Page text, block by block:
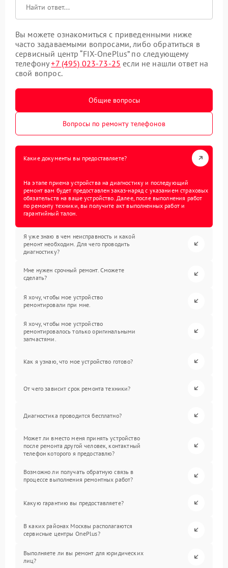
Вы можете ознакомиться с приведенными ниже
часто задаваемыми вопросами, либо обратиться в
сервисный центр “FIX-OnePlus” по следующему
телефону+7 (495) 023-73-25 если не нашли ответ на
свой вопрос.
Общие вопросы
Вопросы по ремонту телефонов
Какие документы вы предоставляете?
На этапе приема устройства на диагностику и последующий
ремонт вам будет предоставлен заказ-наряд с указанием страховых
обязательств на ваше устройство. Далее, после выполнения работ
по ремонту техники, вы получите акт выполненных работ и
гарантийный талон.
Я уже знаю в чем неисправность и какой
ремонт необходим. Для чего проводить
диагностику?
Мне нужен срочный ремонт. Сможете
сделать?
Я хочу, чтобы мое устройство
ремонтировали при мне.
Я хочу, чтобы мое устройство
ремонтировалось только оригинальными
запчастями.
Как я узнаю, что мое устройство готово?
От чего зависит срок ремонта техники?
Диагностика проводится бесплатно?
Может ли вместо меня принять устройство
после ремонта другой человек, контактный
телефон которого я предоставлю?
Возможно ли получать обратную связь в
процессе выполнения ремонтных работ?
Какую гарантию вы предоставляете?
В каких районах Москвы располагаются
сервисные центры OnePlus?
Выполняете ли вы ремонт для юридических
лиц?